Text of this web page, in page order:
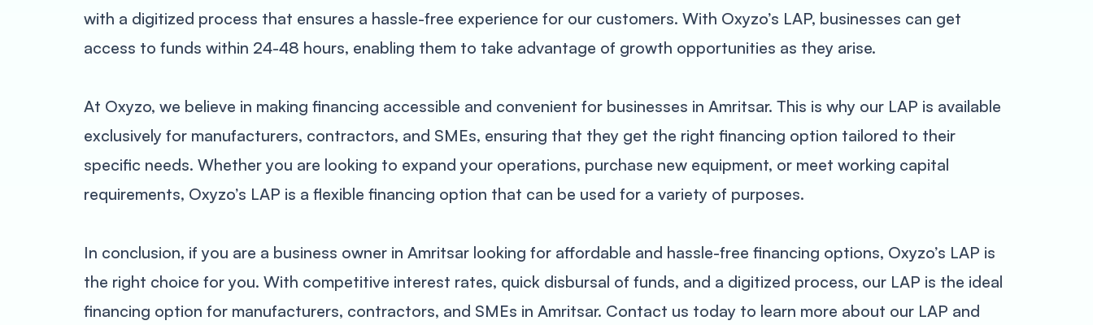
with a digitized process that ensures a hassle-free experience for our customers. With Oxyzo’s LAP, businesses can get
access to funds within 24-48 hours, enabling them to take advantage of growth opportunities as they arise.
At Oxyzo, we believe in making financing accessible and convenient for businesses in Amritsar. This is why our LAP is available
exclusively for manufacturers, contractors, and SMEs, ensuring that they get the right financing option tailored to their
specific needs. Whether you are looking to expand your operations, purchase new equipment, or meet working capital
requirements, Oxyzo’s LAP is a flexible financing option that can be used for a variety of purposes.
In conclusion, if you are a business owner in Amritsar looking for affordable and hassle-free financing options, Oxyzo’s LAP is
the right choice for you. With competitive interest rates, quick disbursal of funds, and a digitized process, our LAP is the ideal
financing option for manufacturers, contractors, and SMEs in Amritsar. Contact us today to learn more about our LAP and